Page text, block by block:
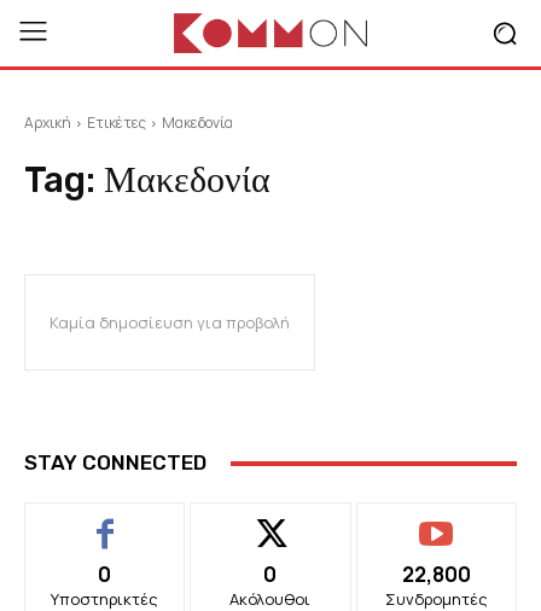
Αρχική Ετικέτες Μακεδονία
Tag: Μακεδονία
Καμία δημοσίευση για προβολή
STAY CONNECTED
0
Υποστηρικτές
0
Ακόλουθοι
22,800
Συνδρομητές